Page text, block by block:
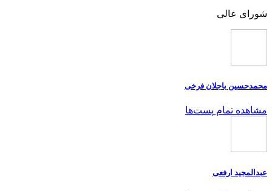
شورای عالی
محمدحسین باجلان فرخی
مشاهده تمام پست‌ها
عبدالمجید ارفعی